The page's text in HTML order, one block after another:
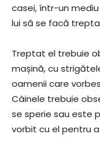
casei, într-un
lui să se facă
Treptat el trebuie
mașină, cu
oamenii care
Câinele trebuie
se sperie sau este
vorbit cu el pentru